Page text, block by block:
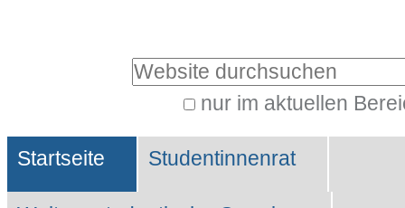
Website durchsuchen
nur im aktuellen
Suche…
Sektionen
Startseite Studentinnenrat